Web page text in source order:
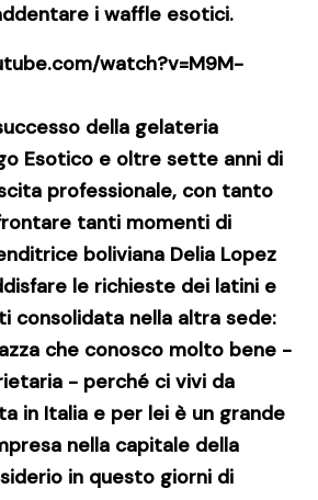
i waffle esotici.
watch?v=M9M-
della gelateria
Esotico e oltre sette anni di
professionale, con tanto
tanti momenti di
boliviana Delia Lopez
le richieste dei latini e
consolidata nella altra sede:
che conosco molto bene -
- perché ci vivi da
in Italia e per lei è un grande
nella capitale della
in questo giorni di